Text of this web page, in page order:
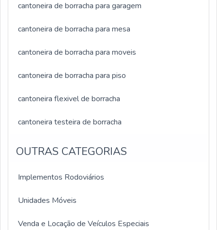
cantoneira de borracha para garagem
cantoneira de borracha para mesa
cantoneira de borracha para moveis
cantoneira de borracha para piso
cantoneira flexivel de borracha
cantoneira testeira de borracha
OUTRAS CATEGORIAS
Implementos Rodoviários
Unidades Móveis
Venda e Locação de Veículos Especiais